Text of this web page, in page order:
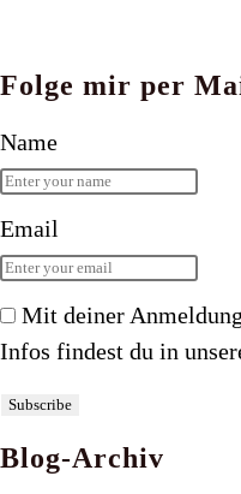
Folge mir per
Name
Email
Mit deiner
Infos findest du in
Blog-Archiv